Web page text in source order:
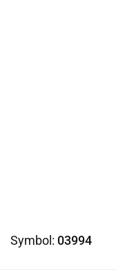
Symbol: 03994